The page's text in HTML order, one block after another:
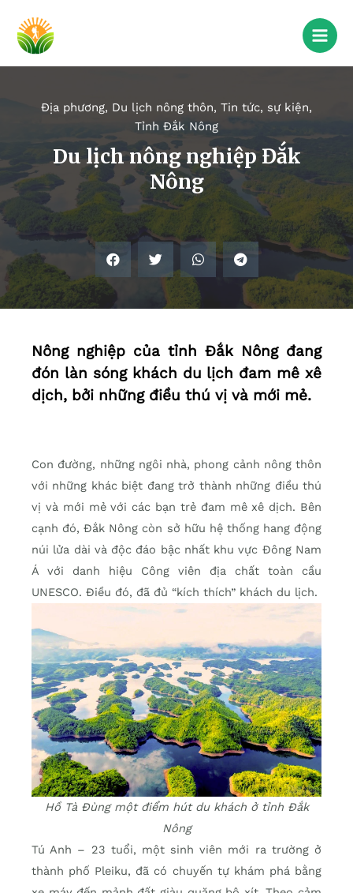
Địa phương, Du lịch nông thôn, Tin tức, sự kiện,
Tỉnh Đắk Nông
Du lịch nông nghiệp Đắk
Nông
Nông nghiệp của tỉnh Đắk Nông đang
đón làn sóng khách du lịch đam mê xê
dịch, bởi những điều thú vị và mới mẻ.
Con đường, những ngôi nhà, phong cảnh nông thôn
với những khác biệt đang trở thành những điều thú
vị và mới mẻ với các bạn trẻ đam mê xê dịch. Bên
cạnh đó, Đắk Nông còn sở hữu hệ thống hang động
núi lửa dài và độc đáo bậc nhất khu vực Đông Nam
Á với danh hiệu Công viên địa chất toàn cầu
UNESCO. Điều đó, đã đủ “kích thích” khách du lịch.
Hồ Tà Đùng một điểm hút du khách ở tỉnh Đắk
Nông
Tú Anh – 23 tuổi, một sinh viên mới ra trường ở
thành phố Pleiku, đã có chuyến tự khám phá bằng